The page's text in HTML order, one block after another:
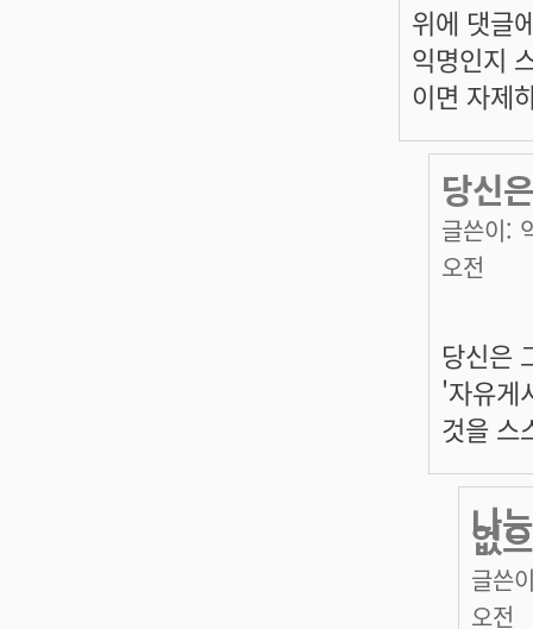
위에 댓글
익명인지
이면 자제
당신
글쓴이:
오전
당신은
'자유게
것을 스
나
없
글쓴
오전